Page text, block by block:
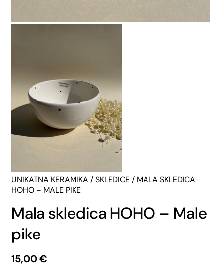
UNIKATNA KERAMIKA /SKLEDICE / MALA SKLEDICA
HOHO – MALE PIKE
Mala skledica HOHO – Male
pike
15,00€